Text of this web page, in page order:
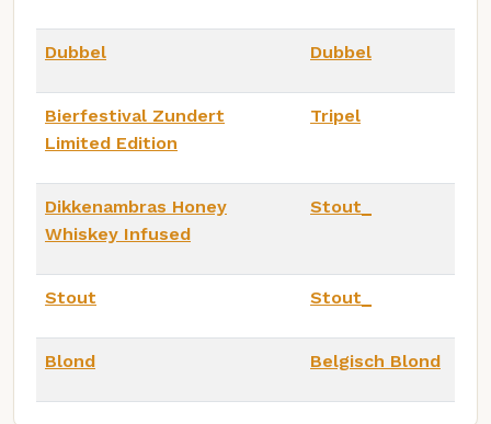
Dubbel Dubbel
Bierfestival Zundert
Limited Edition
Tripel
Dikkenambras Honey
Whiskey Infused
Stout_
Stout Stout_
Blond Belgisch Blond